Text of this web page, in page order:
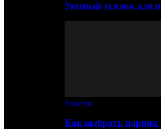
Уютный уголок для
Участок
Как выбрать